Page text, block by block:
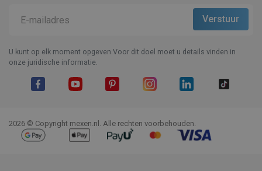
U kunt op elk moment opgeven.Voor dit doel moet u details vinden in
onze juridische informatie.
2026 © Copyright mexen.nl. Alle rechten voorbehouden.